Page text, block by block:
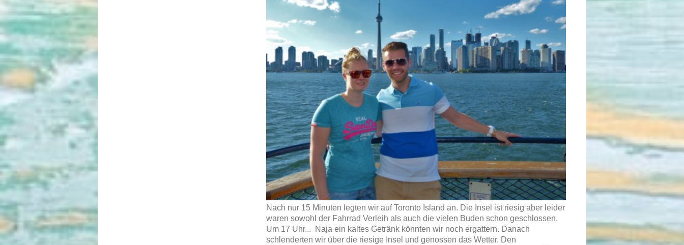
Nach nur 15 Minuten legten wir auf Toronto Island an. Die Insel ist riesig aber leider
waren sowohl der Fahrrad Verleih als auch die vielen Buden schon geschlossen.
Um 17 Uhr... Naja ein kaltes Getränk könnten wir noch ergattern. Danach
schlenderten wir über die riesige Insel und genossen das Wetter. Den